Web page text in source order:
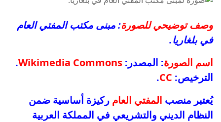
وصف توضيحي للصورة: مبنى مكتب المفتي العام
في بلغاريا.
اسم الصورة: المصدر: Wikimedia Commons
.
الترخيص: CC
.
يُعتبر منصب المفتي العام ركيزة أساسية ضمن
النظام الديني والتشريعي في المملكة العربية